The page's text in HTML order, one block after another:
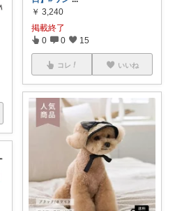
￥ 3,240
掲載終了
0 0 15
コレ いいね